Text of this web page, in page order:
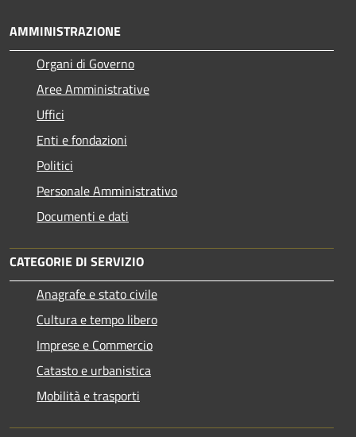
AMMINISTRAZIONE
Organi di Governo
Aree Amministrative
Uffici
Enti e fondazioni
Politici
Personale Amministrativo
Documenti e dati
CATEGORIE DI SERVIZIO
Anagrafe e stato civile
Cultura e tempo libero
Imprese e Commercio
Catasto e urbanistica
Mobilità e trasporti